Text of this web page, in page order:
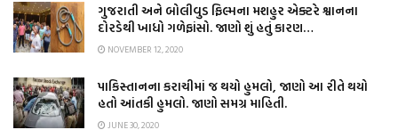
ગુજરાતી અને બોલીવુડ ફિલ્મના મશહુર એક્ટરે શ્વાનના
દોરડેથી ખાધો ગળેફાંસો. જાણો શું હતું કારણ…
NOVEMBER 12, 2020
પાકિસ્તાનના કરાચીમાં જ થયો હુમલો, જાણો આ રીતે થયો
હતો આંતકી હુમલો. જાણો સમગ્ર માહિતી.
JUNE 30, 2020